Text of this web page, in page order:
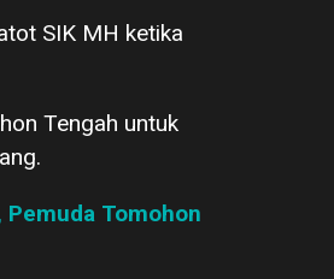
SIK MH ketika
Tengah untuk
Tomohon